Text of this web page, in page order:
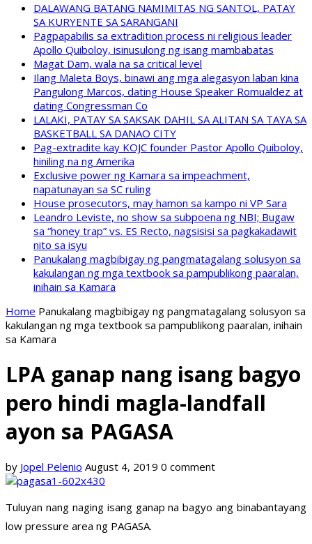
DALAWANG BATANG NAMIMITAS NG SANTOL, PATAY
SA KURYENTE SA SARANGANI
Pagpapabilis sa extradition process ni religious leader
Apollo Quiboloy, isinusulong ng isang mambabatas
Magat Dam, wala na sa critical level
Ilang Maleta Boys, binawi ang mga alegasyon laban kina
Pangulong Marcos, dating House Speaker Romualdez at
dating Congressman Co
LALAKI, PATAY SA SAKSAK DAHIL SA ALITAN SA TAYA SA
BASKETBALL SA DANAO CITY
Pag-extradite kay KOJC founder Pastor Apollo Quiboloy,
hiniling na ng Amerika
Exclusive power ng Kamara sa impeachment,
napatunayan sa SC ruling
House prosecutors, may hamon sa kampo ni VP Sara
Leandro Leviste, no show sa subpoena ng NBI; Bugaw
sa “honey trap” vs. ES Recto, nagsisisi sa pagkakadawit
nito sa isyu
Panukalang magbibigay ng pangmatagalang solusyon sa
kakulangan ng mga textbook sa pampublikong paaralan,
inihain sa Kamara
Home Panukalang magbibigay ng pangmatagalang solusyon sa
kakulangan ng mga textbook sa pampublikong paaralan, inihain
sa Kamara
LPA ganap nang isang bagyo
pero hindi magla-landfall
ayon sa PAGASA
by Jopel Pelenio August 4, 2019 0 comment
Tuluyan nang naging isang ganap na bagyo ang binabantayang
low pressure area ng PAGASA.